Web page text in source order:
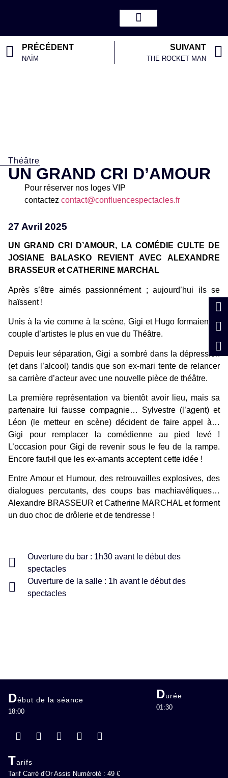
PRÉCÉDENT
NAÏM
SUIVANT
THE ROCKET MAN
Théâtre
UN GRAND CRI D’AMOUR
Pour réserver nos loges VIP
contactez contact@confluencespectacles.fr
27 Avril 2025
UN GRAND CRI D’AMOUR, LA COMÉDIE CULTE DE
JOSIANE BALASKO REVIENT AVEC ALEXANDRE
BRASSEUR et CATHERINE MARCHAL
Après s’être aimés passionnément ; aujourd’hui ils se
haïssent !
Unis à la vie comme à la scène, Gigi et Hugo formaient le
couple d’artistes le plus en vue du Théâtre.
Depuis leur séparation, Gigi a sombré dans la dépression
(et dans l’alcool) tandis que son ex-mari tente de relancer
sa carrière d’acteur avec une nouvelle pièce de théâtre.
La première représentation va bientôt avoir lieu, mais sa
partenaire lui fausse compagnie… Sylvestre (l’agent) et
Léon (le metteur en scène) décident de faire appel à…
Gigi pour remplacer la comédienne au pied levé !
L’occasion pour Gigi de revenir sous le feu de la rampe.
Encore faut-il que les ex-amants acceptent cette idée !
Entre Amour et Humour, des retrouvailles explosives, des
dialogues percutants, des coups bas machiavéliques…
Alexandre BRASSEUR et Catherine MARCHAL et forment
un duo choc de drôlerie et de tendresse !
Ouverture du bar : 1h30 avant le début des
spectacles
Ouverture de la salle : 1h avant le début des
spectacles
Début de la séance
18:00
Durée
01:30
Tarifs
Tarif Carré d'Or Assis Numéroté : 49 €